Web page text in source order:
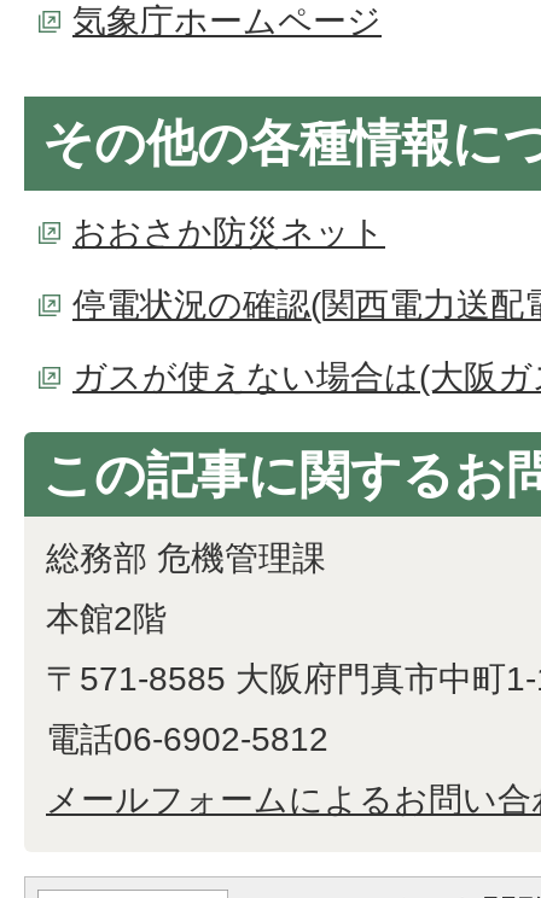
気象庁ホームページ
その他の各種情報に
おおさか防災ネット
停電状況の確認(関西電力送配
ガスが使えない場合は(大阪
この記事に関するお
総務部 危機管理課
本館2階
〒571-8585 大阪府門真市中町
電話06-6902-5812
メールフォームによるお問い合